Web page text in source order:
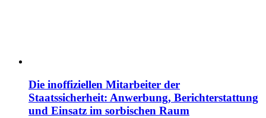
Die inoffiziellen Mitarbeiter der
Staatssicherheit: Anwerbung, Berichterstattung
und Einsatz im sorbischen Raum